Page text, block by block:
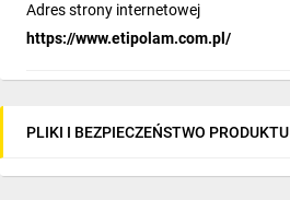
Adres strony internetowej
https://www.etipolam.com.pl/
PLIKI I BEZPIECZEŃSTWO PRODUKTU